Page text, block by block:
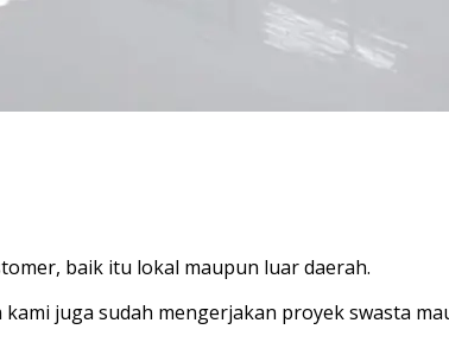
baik itu lokal maupun luar daerah.
juga sudah mengerjakan proyek swasta